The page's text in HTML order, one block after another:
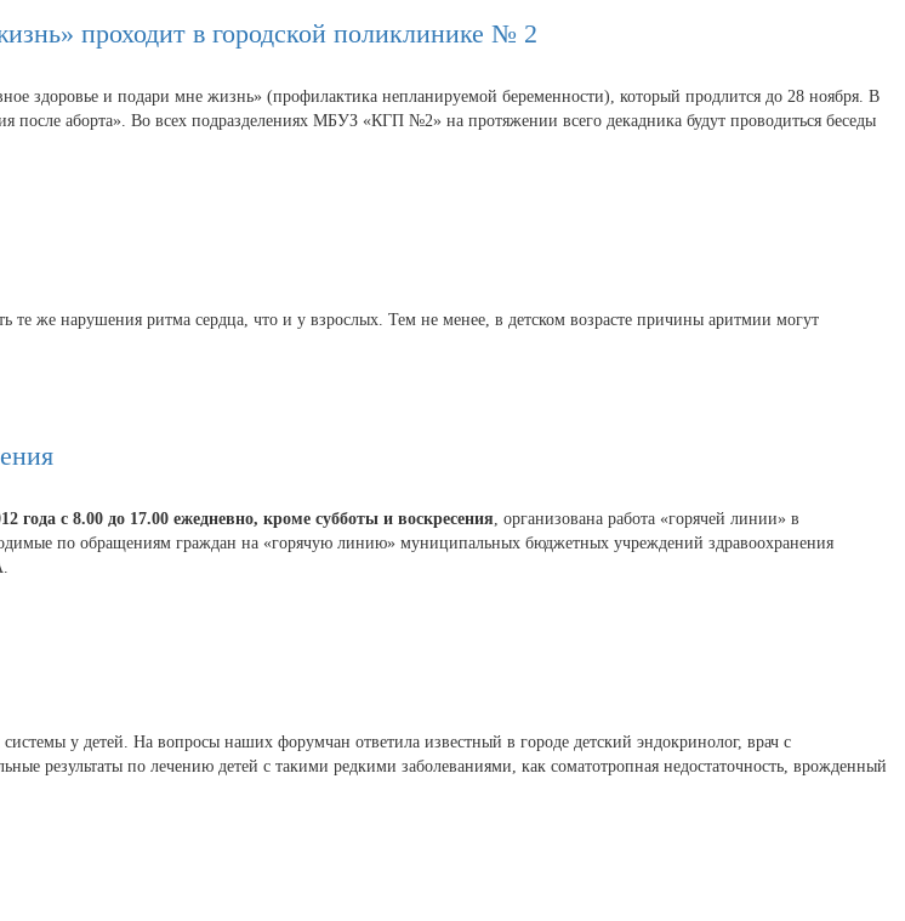
проходит в городской поликлинике № 2
здоровье и подари мне жизнь» (профилактика непланируемой беременности), который продлится до 28 ноября. В
после аборта». Во всех подразделениях МБУЗ «КГП №2» на протяжении всего декадника будут проводиться беседы
же нарушения ритма сердца, что и у взрослых. Тем не менее, в детском возрасте причины аритмии могут
года с 8.00 до 17.00 ежедневно, кроме субботы и воскресения, организована работа «горячей линии» в
по обращениям граждан на «горячую линию» муниципальных бюджетных учреждений здравоохранения
у детей. На вопросы наших форумчан ответила известный в городе детский эндокринолог, врач с
результаты по лечению детей с такими редкими заболеваниями, как соматотропная недостаточность, врожденный